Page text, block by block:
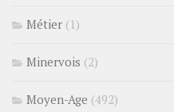
Métier (1)
Minervois (2)
Moyen-Age (492)